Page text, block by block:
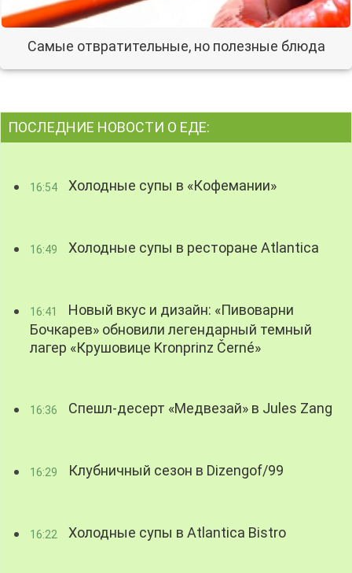
Самые отвратительные, но полезные блюда
ПОСЛЕДНИЕ НОВОСТИ О ЕДЕ:
16:54 Холодные супы в «Кофемании»
16:49 Холодные супы в ресторане Atlantica
16:41
Новый вкус и дизайн: «Пивоварни
Бочкарев» обновили легендарный темный
лагер «Крушовице Kronprinz Černé»
16:36 Спешл-десерт «Медвезай» в Jules Zang
16:29 Клубничный сезон в Dizengof/99
16:22 Холодные супы в Atlantica Bistro